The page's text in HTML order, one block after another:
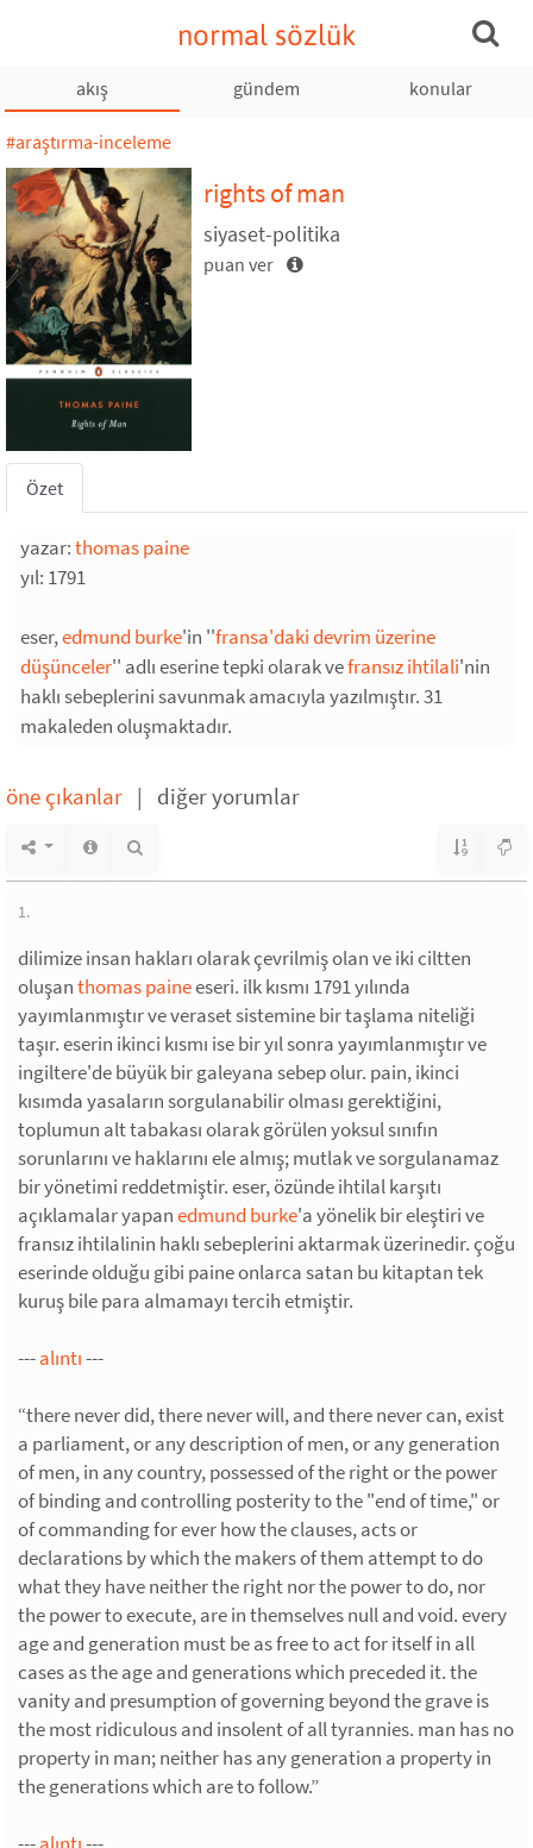
normal sözlük
akış gündem konular
#araştırma-inceleme
rights of man
siyaset-politika
puan ver
Özet
yazar:thomas paine
yıl: 1791
eser,edmund burke'in ''fransa'daki devrim üzerine
düşünceler'' adlı eserine tepki olarak vefransız ihtilali'nin
haklı sebeplerini savunmak amacıyla yazılmıştır. 31
makaleden oluşmaktadır.
öne çıkanlar | diğer yorumlar
1.
dilimize insan hakları olarak çevrilmiş olan ve iki ciltten
oluşanthomas paineeseri. ilk kısmı 1791 yılında
yayımlanmıştır ve veraset sistemine bir taşlama niteliği
taşır. eserin ikinci kısmı ise bir yıl sonra yayımlanmıştır ve
ingiltere'de büyük bir galeyana sebep olur. pain, ikinci
kısımda yasaların sorgulanabilir olması gerektiğini,
toplumun alt tabakası olarak görülen yoksul sınıfın
sorunlarını ve haklarını ele almış; mutlak ve sorgulanamaz
bir yönetimi reddetmiştir. eser, özünde ihtilal karşıtı
açıklamalar yapanedmund burke'a yönelik bir eleştiri ve
fransız ihtilalinin haklı sebeplerini aktarmak üzerinedir. çoğu
eserinde olduğu gibi paine onlarca satan bu kitaptan tek
kuruş bile para almamayı tercih etmiştir.
---alıntı---
“there never did, there never will, and there never can, exist
a parliament, or any description of men, or any generation
of men, in any country, possessed of the right or the power
of binding and controlling posterity to the "end of time," or
of commanding for ever how the clauses, acts or
declarations by which the makers of them attempt to do
what they have neither the right nor the power to do, nor
the power to execute, are in themselves null and void. every
age and generation must be as free to act for itself in all
cases as the age and generations which preceded it. the
vanity and presumption of governing beyond the grave is
the most ridiculous and insolent of all tyrannies. man has no
property in man; neither has any generation a property in
the generations which are to follow.”